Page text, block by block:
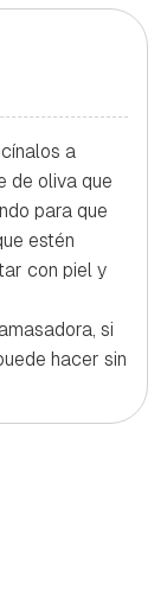
a
de oliva que
para que
estén
con piel y
si
hacer sin